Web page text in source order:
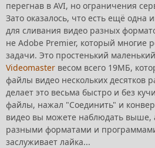
перегнав в AVI, но ограничения
Зато оказалось, что есть ещё одна
для сливания видео разных
не Adobe Premier, который многие
задачи. Это простенький
Videomaster весом всего 19МБ,
файлы видео нескольких десятков
делает это весьма быстро и без
файлы, нажал "Соединить" и
видео вы можете наблюдать выше,
разными форматами и
заслуживает лайка...